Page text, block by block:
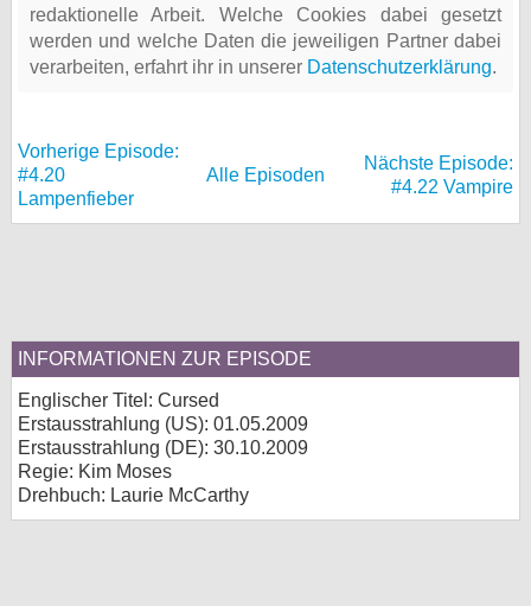
redaktionelle Arbeit. Welche Cookies dabei gesetzt
werden und welche Daten die jeweiligen Partner dabei
verarbeiten, erfahrt ihr in unserer Datenschutzerklärung.
Vorherige Episode:
#4.20
Lampenfieber
Alle Episoden
Nächste Episode:
#4.22 Vampire
INFORMATIONEN ZUR EPISODE
Englischer Titel: Cursed
Erstausstrahlung (US): 01.05.2009
Erstausstrahlung (DE): 30.10.2009
Regie: Kim Moses
Drehbuch: Laurie McCarthy